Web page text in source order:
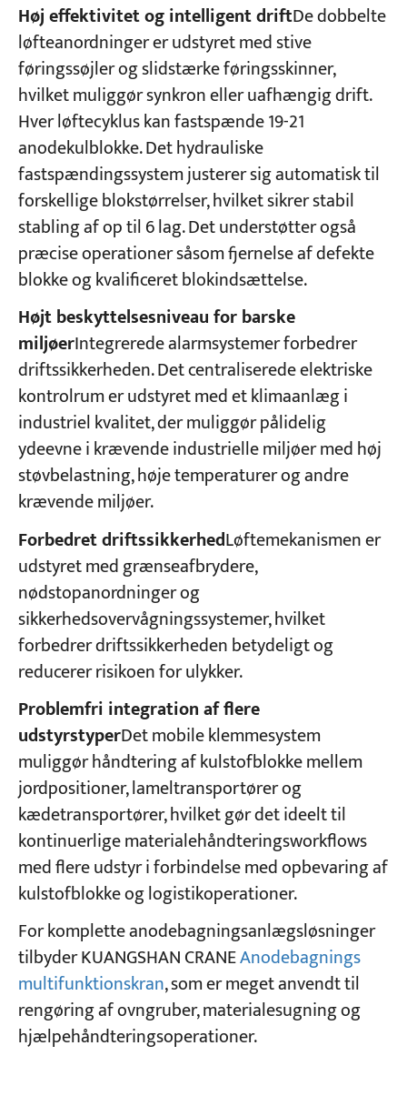
Høj effektivitet og intelligent driftDe dobbelte
løfteanordninger er udstyret med stive
føringssøjler og slidstærke føringsskinner,
hvilket muliggør synkron eller uafhængig drift.
Hver løftecyklus kan fastspænde 19-21
anodekulblokke. Det hydrauliske
fastspændingssystem justerer sig automatisk til
forskellige blokstørrelser, hvilket sikrer stabil
stabling af op til 6 lag. Det understøtter også
præcise operationer såsom fjernelse af defekte
blokke og kvalificeret blokindsættelse.
Højt beskyttelsesniveau for barske
miljøerIntegrerede alarmsystemer forbedrer
driftssikkerheden. Det centraliserede elektriske
kontrolrum er udstyret med et klimaanlæg i
industriel kvalitet, der muliggør pålidelig
ydeevne i krævende industrielle miljøer med høj
støvbelastning, høje temperaturer og andre
krævende miljøer.
Forbedret driftssikkerhedLøftemekanismen er
udstyret med grænseafbrydere,
nødstopanordninger og
sikkerhedsovervågningssystemer, hvilket
forbedrer driftssikkerheden betydeligt og
reducerer risikoen for ulykker.
Problemfri integration af flere
udstyrstyperDet mobile klemmesystem
muliggør håndtering af kulstofblokke mellem
jordpositioner, lameltransportører og
kædetransportører, hvilket gør det ideelt til
kontinuerlige materialehåndteringsworkflows
med flere udstyr i forbindelse med opbevaring af
kulstofblokke og logistikoperationer.
For komplette anodebagningsanlægsløsninger
tilbyder KUANGSHAN CRANEAnodebagnings
multifunktionskran, som er meget anvendt til
rengøring af ovngruber, materialesugning og
hjælpehåndteringsoperationer.